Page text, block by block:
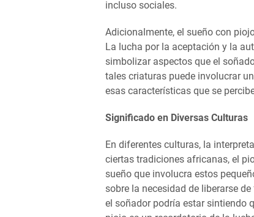
incluso sociales.
Adicionalmente, el sueño con
La lucha por la aceptación y la
simbolizar aspectos que el
tales criaturas puede involucrar
esas características que se
Significado en Diversas Culturas
En diferentes culturas, la
ciertas tradiciones africanas, el
sueño que involucra estos
sobre la necesidad de liberarse
el soñador podría estar sintiendo